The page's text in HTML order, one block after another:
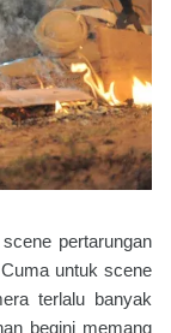
pertarungan
untuk scene
terlalu banyak
begini memang